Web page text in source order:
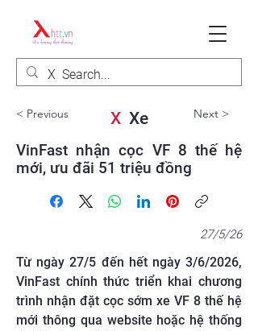
< Previous XXe Next >
VinFast nhận cọc VF 8 thế hệ
mới, ưu đãi 51 triệu đồng
27/5/26
Từ ngày 27/5 đến hết ngày 3/6/2026,
VinFast chính thức triển khai chương
trình nhận đặt cọc sớm xe VF 8 thế hệ
mới thông qua website hoặc hệ thống